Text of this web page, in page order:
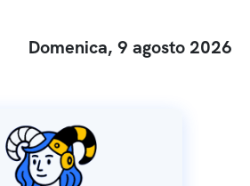
Domenica, 9 agosto 2026